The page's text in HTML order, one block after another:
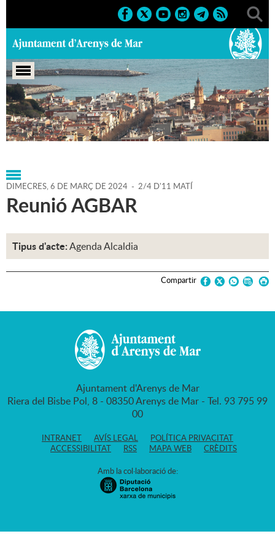
Portada > Regidories > Alcaldia > Agenda > Agenda
Alcaldia > 06-03-2024
DIMECRES,6 DE MARÇ DE 2024 - 2/4 D'11 MATÍ
Reunió AGBAR
Tipus d'acte:Agenda Alcaldia
Compartir
Ajuntament d'Arenys de Mar
Riera del Bisbe Pol, 8 - 08350 Arenys de Mar - Tel. 93 795 99
00
INTRANET AVÍS LEGAL
POLÍTICA PRIVACITAT
ACCESSIBILITAT
RSS MAPA WEB CRÈDITS
Amb la col·laboració de: